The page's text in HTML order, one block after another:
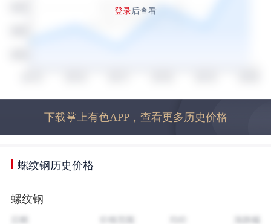
登录后查看
下载掌上有色APP，查看更多历史价格
螺纹钢历史价格
螺纹钢